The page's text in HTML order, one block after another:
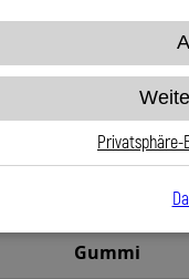
Gummi
Privatsphäre-